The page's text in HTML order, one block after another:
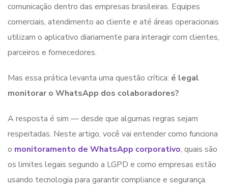
comunicação dentro das empresas brasileiras. Equipes
comerciais, atendimento ao cliente e até áreas operacionais
utilizam o aplicativo diariamente para interagir com clientes,
parceiros e fornecedores.
Mas essa prática levanta uma questão crítica: é legal
monitorar o WhatsApp dos colaboradores?
A resposta é sim — desde que algumas regras sejam
respeitadas. Neste artigo, você vai entender como funciona
o monitoramento de WhatsApp corporativo, quais são
os limites legais segundo a LGPD e como empresas estão
usando tecnologia para garantir compliance e segurança.